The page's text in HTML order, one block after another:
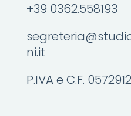
+39 0362.558193
ni.it
P.IVA e C.F.